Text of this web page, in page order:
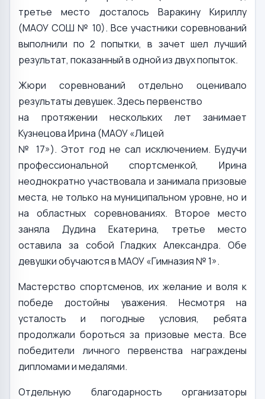
третье место досталось Варакину Кириллу
(МАОУ СОШ № 10). Все участники соревнований
выполнили по 2 попытки, в зачет шел лучший
результат, показанный в одной из двух попыток.
Жюри соревнований отдельно оценивало
результаты девушек. Здесь первенство
на протяжении нескольких лет занимает
Кузнецова Ирина (МАОУ «Лицей
№ 17»). Этот год не сал исключением. Будучи
профессиональной спортсменкой, Ирина
неоднократно участвовала и занимала призовые
места, не только на муниципальном уровне, но и
на областных соревнованиях. Второе место
заняла Дудина Екатерина, третье место
оставила за собой Гладких Александра. Обе
девушки обучаются в МАОУ «Гимназия № 1».
Мастерство спортсменов, их желание и воля к
победе достойны уважения. Несмотря на
усталость и погодные условия, ребята
продолжали бороться за призовые места. Все
победители личного первенства награждены
дипломами и медалями.
Отдельную благодарность организаторы